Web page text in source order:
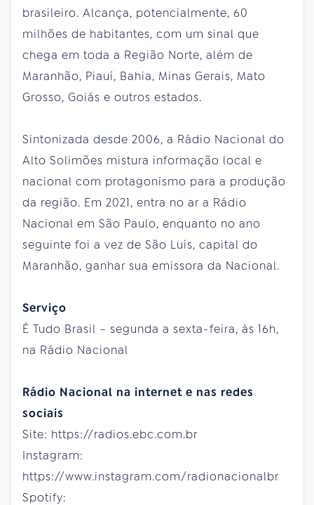
brasileiro. Alcança, potencialmente, 60
milhões de habitantes, com um sinal que
chega em toda a Região Norte, além de
Maranhão, Piauí, Bahia, Minas Gerais, Mato
Grosso, Goiás e outros estados.
Sintonizada desde 2006, a Rádio Nacional do
Alto Solimões mistura informação local e
nacional com protagonismo para a produção
da região. Em 2021, entra no ar a Rádio
Nacional em São Paulo, enquanto no ano
seguinte foi a vez de São Luís, capital do
Maranhão, ganhar sua emissora da Nacional.
Serviço
É Tudo Brasil – segunda a sexta-feira, às 16h,
na Rádio Nacional
Rádio Nacional na internet e nas redes
sociais
Site: https://radios.ebc.com.br
Instagram:
https://www.instagram.com/radionacionalbr
Spotify: